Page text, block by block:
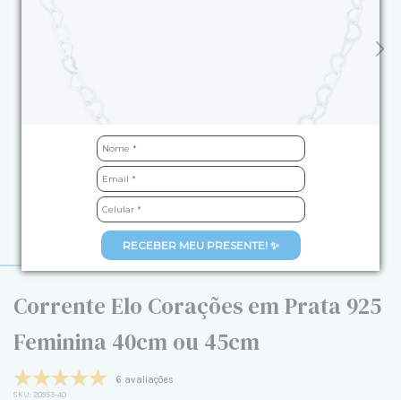
RECEBER MEU PRESENTE! ✨
Corrente Elo Corações em Prata 925
Feminina 40cm ou 45cm
6 avaliações
SKU: 20953-40